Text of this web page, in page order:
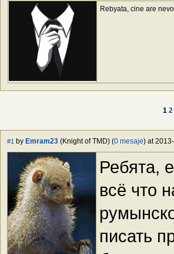
Rebyata, cine are
1 2
#1 by Emram23 (Knight of TMD) (0 mesaje) at
Ребята,
всё что
писать